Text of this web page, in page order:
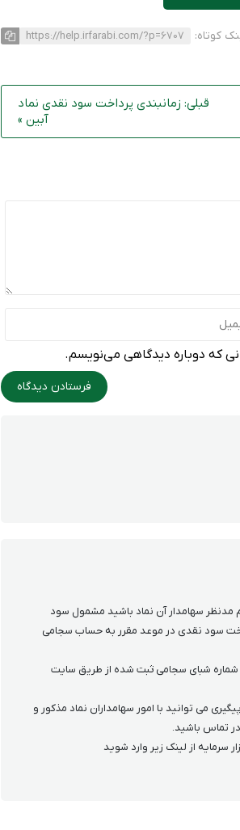
کوتاه: https://help.irfarabi.com/?p=6707
قبلی: زمانبندی پرداخت سود نقدی نماد
آبین »
که دوباره دیدگاهی می‌نویسم.
مدنظر سهامدار آن نماد باشید مشمول سود
سود نقدی در موعد مقرر به حساب سجامی
شبای سجامی ثبت شده از طریق سایت
می توانید با امور سهامداران نماد مذکور و
سرمایه از لینک زیر وارد شوید